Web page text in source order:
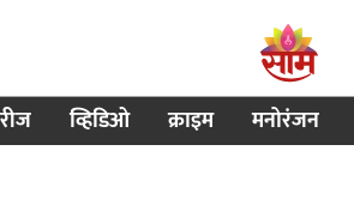
व्हिडिओ क्राइम मनोरंजन